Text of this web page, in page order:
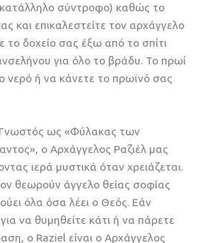
κατάλληλο σύντροφο) καθώς το
και επικαλεστείτε τον αρχάγγελο
το δοχείο σας έξω από το σπίτι
για όλο το βράδυ. Το πρωί
νερό ή να κάνετε το πρωϊνό σας
Γνωστός ως «Φύλακας των
ο Αρχάγγελος Ραζιέλ μας
ιερά μυστικά όταν χρειάζεται.
θεωρούν άγγελο θείας σοφίας
όλα όσα λέει ο Θεός. Εάν
να θυμηθείτε κάτι ή να πάρετε
ο Raziel είναι ο Αρχάγγελος